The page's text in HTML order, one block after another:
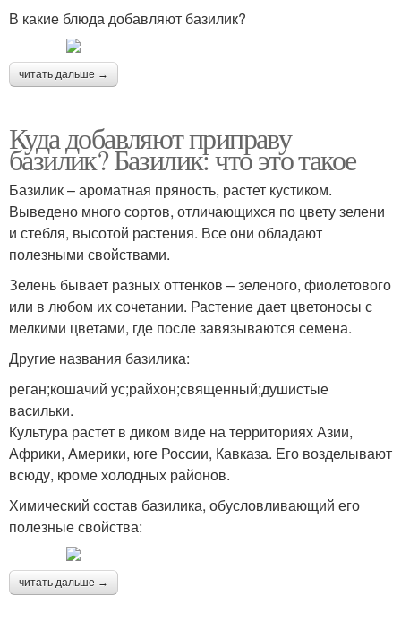
В какие блюда добавляют базилик?
читать дальше →
Куда добавляют приправу
базилик? Базилик: что это такое
Базилик – ароматная пряность, растет кустиком.
Выведено много сортов, отличающихся по цвету зелени
и стебля, высотой растения. Все они обладают
полезными свойствами.
Зелень бывает разных оттенков – зеленого, фиолетового
или в любом их сочетании. Растение дает цветоносы с
мелкими цветами, где после завязываются семена.
Другие названия базилика:
реган;кошачий ус;райхон;священный;душистые
васильки.
Культура растет в диком виде на территориях Азии,
Африки, Америки, юге России, Кавказа. Его возделывают
всюду, кроме холодных районов.
Химический состав базилика, обусловливающий его
полезные свойства:
читать дальше →